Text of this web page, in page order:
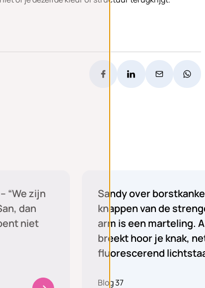
“We zijn
dan
niet
Sandy over
knappen van de
arm is een marteling.
breekt hoor je knak,
fluorescerend
Blog 37